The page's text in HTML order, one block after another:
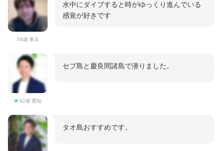
58歳 東京
水中にダイブすると時がゆっくり進んでいる
感覚が好きです
42歳 愛知
セブ島と慶良間諸島で潜りました。
タオ島おすすめです。